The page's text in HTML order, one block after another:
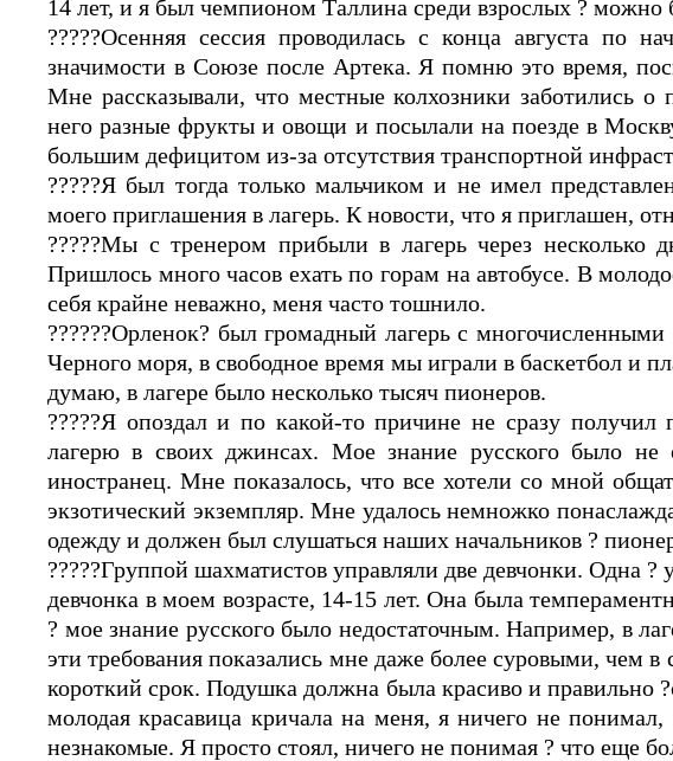
14 лет, и я был чемпионом Таллина среди взрослых ? можно
?????Осенняя сессия проводилась с конца августа по
значимости в Союзе после Артека. Я помню это время,
Мне рассказывали, что местные колхозники заботились
него разные фрукты и овощи и посылали на поезде в
большим дефицитом из-за отсутствия транспортной
?????Я был тогда только мальчиком и не имел
моего приглашения в лагерь. К новости, что я приглашен,
?????Мы с тренером прибыли в лагерь через несколько
Пришлось много часов ехать по горам на автобусе. В
себя крайне неважно, меня часто тошнило.
??????Орленок? был громадный лагерь с
Черного моря, в свободное время мы играли в баскетбол
думаю, в лагере было несколько тысяч пионеров.
?????Я опоздал и по какой-то причине не сразу
лагерю в своих джинсах. Мое знание русского было
иностранец. Мне показалось, что все хотели со мной
экзотический экземпляр. Мне удалось немножко
одежду и должен был слушаться наших начальников ?
?????Группой шахматистов управляли две девчонки. Одна
девчонка в моем возрасте, 14-15 лет. Она была
? мое знание русского было недостаточным. Например, в
эти требования показались мне даже более суровыми, чем в
короткий срок. Подушка должна была красиво и правильно
молодая красавица кричала на меня, я ничего не
незнакомые. Я просто стоял, ничего не понимая ? что еще